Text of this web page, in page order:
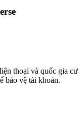
thoại và quốc gia cư
bảo vệ tài khoản.